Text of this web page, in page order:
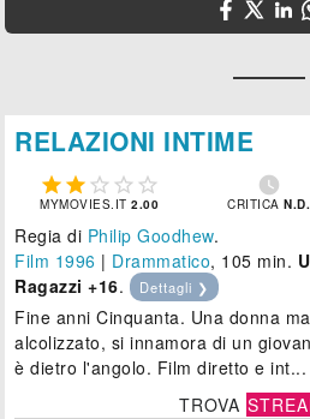
RELAZIONI INTIME
    
MYMOVIES.IT2.00

CRITICAN.D.
Regia di Philip Goodhew.
Film 1996 | Drammatico, 105 min.
Ragazzi +16. Dettagli ❯
Fine anni Cinquanta. Una donna
alcolizzato, si innamora di un
è dietro l'angolo. Film diretto e int...
TROVA